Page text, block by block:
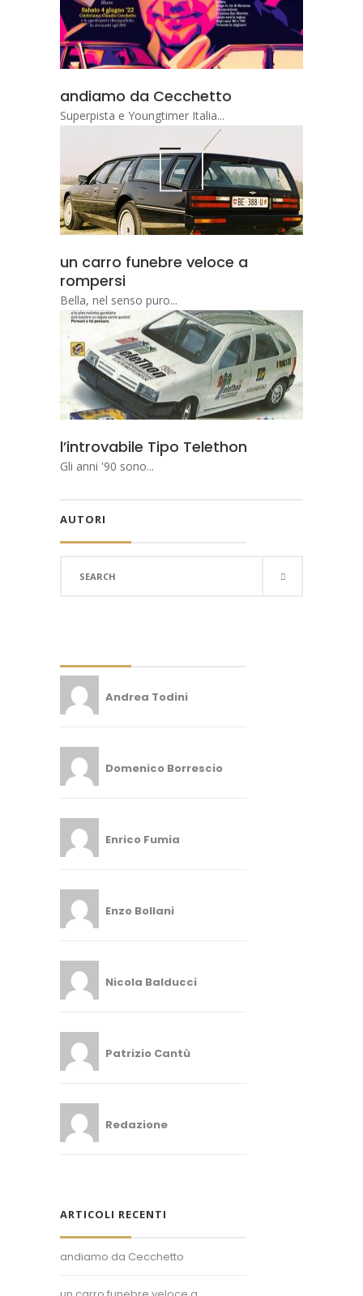
andiamo da Cecchetto
Superpista e Youngtimer Italia...
un carro funebre veloce a
rompersi
Bella, nel senso puro...
l’introvabile Tipo Telethon
Gli anni '90 sono...
AUTORI
Andrea Todini
Domenico Borrescio
Enrico Fumia
Enzo Bollani
Nicola Balducci
Patrizio Cantù
Redazione
ARTICOLI RECENTI
andiamo da Cecchetto